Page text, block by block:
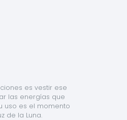
es vestir ese
las energías que
uso es el momento
de la Luna.